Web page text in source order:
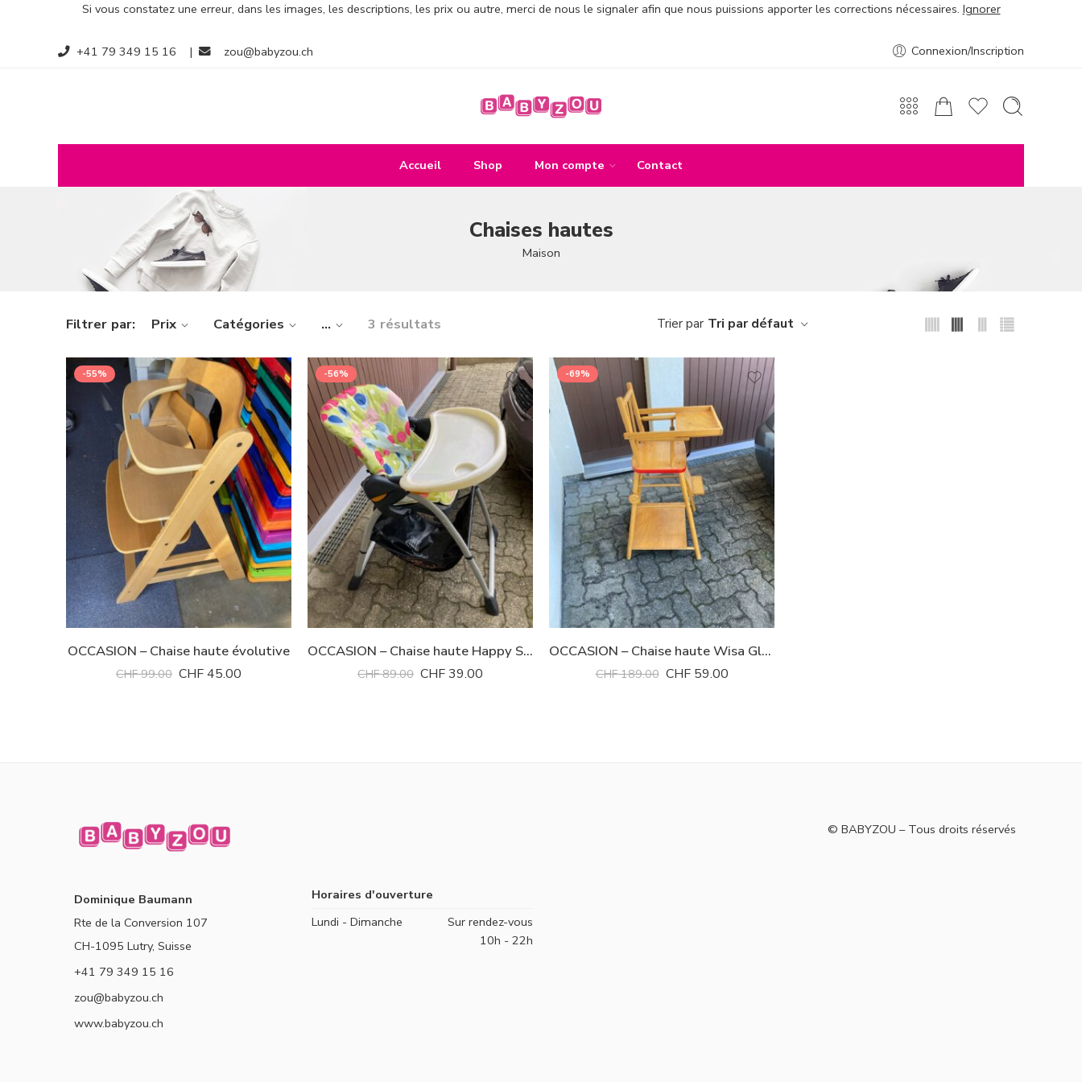
Si vous constatez une erreur, dans les images, les descriptions, les prix ou autre, merci de nous le signaler afin que nous puissions apporter les corrections nécessaires. Ignorer
+41 79 349 15 16 | zou@babyzou.ch Connexion/Inscription
Accueil Shop Mon compte Contact
Chaises hautes
Maison
Filtrer par: Prix Catégories ... 3 résultats Trier par Tri par défaut
-55%
OCCASION – Chaise haute évolutive
CHF99.00 CHF45.00
-56%
OCCASION – Chaise haute Happy Snack Chicco
CHF89.00 CHF39.00
-69%
OCCASION – Chaise haute Wisa Gloria
CHF189.00 CHF59.00
Dominique Baumann
Rte de la Conversion 107
CH-1095 Lutry, Suisse
+41 79 349 15 16
zou@babyzou.ch
www.babyzou.ch
Horaires d'ouverture
Lundi - Dimanche
Sur rendez-vous
10h - 22h
© BABYZOU – Tous droits réservés